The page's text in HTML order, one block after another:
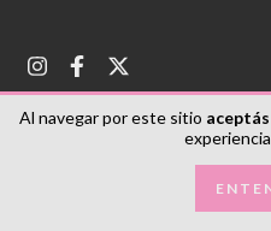
Al navegar por este sitio